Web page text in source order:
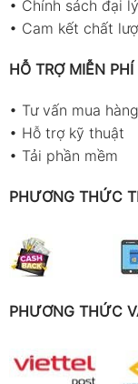
• Chính sách đại lý
• Cam kết chất
HỖ TRỢ MIỄN PHÍ
• Tư vấn mua hàng
• Hỗ trợ kỹ thuật
• Tải phần mềm
PHƯƠNG THỨC
PHƯƠNG THỨC